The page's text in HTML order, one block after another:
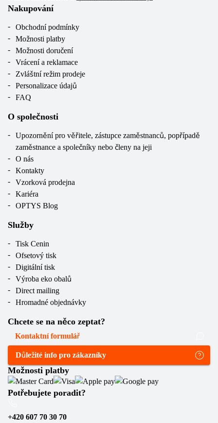
Nakupování
Obchodní podmínky
Možnosti platby
Možnosti doručení
Vrácení a reklamace
Zvláštní režim prodeje
Personalizace údajů
FAQ
O společnosti
Upozornění pro věřitele, zástupce zaměstnanců, popřípadě
zaměstnance a společníky nebo členy na jeji
O nás
Kontakty
Vzorková prodejna
Kariéra
OPTYS Blog
Služby
Tisk Cenin
Ofsetový tisk
Digitální tisk
Výroba eko obalů
Direct mailing
Hromadné objednávky
Chcete se na něco zeptat?
Kontaktní formulář
Důležité info pro zákazníky
Možnosti platby
Potřebujete poradit?
+420 607 70 30 70